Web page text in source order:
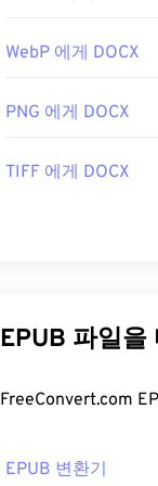
WebP 에게 DOCX
PNG 에게 DOCX
TIFF 에게 DOCX
EPUB 파일을
EPUB 변환기